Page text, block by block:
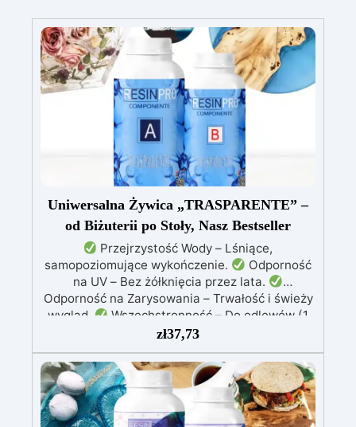
Uniwersalna Żywica „TRASPARENTE” –
od Biżuterii po Stoły, Nasz Bestseller
Przejrzystość Wody – Lśniące,
samopoziomujące wykończenie.
Odporność
na UV – Bez żółknięcia przez lata.
Odporność na Zarysowania – Trwałość i świeży
wygląd.
Wszechstronność – Do odlewów (1
mm–2 cm), powłok, biżuterii, stołów i dzieł
sztuki.
Łatwość Użycia – Niska lepkość, brak
pęcherzyków powietrza.
Profesjonalne
Wyniki – Idealna do hobbystycznych i
zaawansowanych projektów.
zł37,73